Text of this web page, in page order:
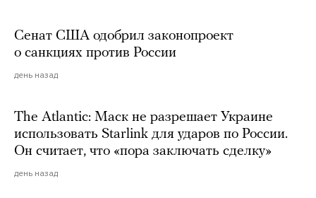
Сенат США одобрил законопроект
о санкциях против России
день назад
The Atlantic: Маск не разрешает Украине
использовать Starlink для ударов по России.
Он считает, что «пора заключать сделку»
день назад